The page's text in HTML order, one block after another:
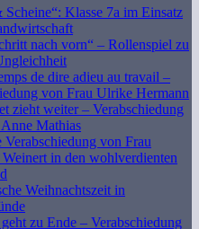
Scheine“: Klasse 7a im Einsatz
nach vorn“ – Rollenspiel zu
de dire adieu au travail –
von Frau Ulrike Hermann
zieht weiter – Verabschiedung
Mathias
Verabschiedung von Frau
in den wohlverdienten
Weihnachtszeit in
zu Ende – Verabschiedung